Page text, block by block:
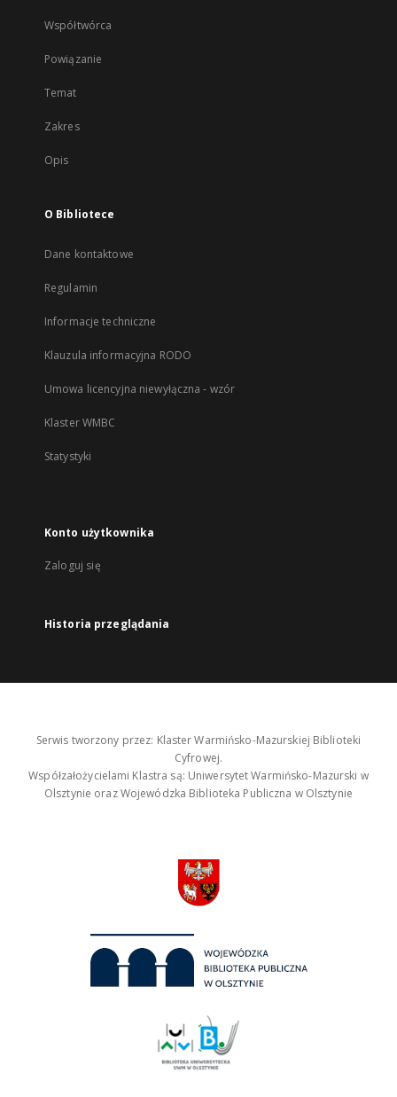
Współtwórca
Powiązanie
Temat
Zakres
Opis
O Bibliotece
Dane kontaktowe
Regulamin
Informacje techniczne
Klauzula informacyjna RODO
Umowa licencyjna niewyłączna - wzór
Klaster WMBC
Statystyki
Konto użytkownika
Zaloguj się
Historia przeglądania
Serwis tworzony przez: Klaster Warmińsko-Mazurskiej Biblioteki
Cyfrowej.
Współzałożycielami Klastra są: Uniwersytet Warmińsko-Mazurski w
Olsztynie oraz Wojewódzka Biblioteka Publiczna w Olsztynie